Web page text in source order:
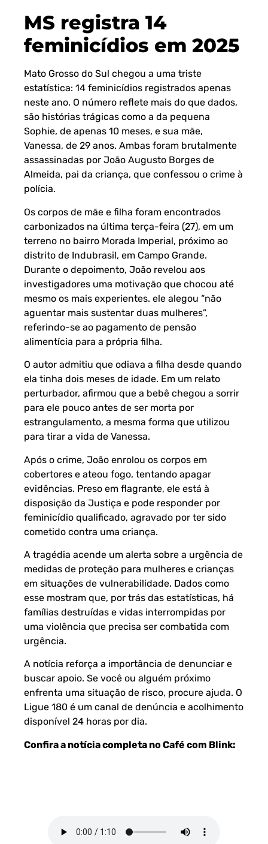
MS registra 14
feminicídios em 2025
Mato Grosso do Sul chegou a uma triste
estatística: 14 feminicídios registrados apenas
neste ano. O número reflete mais do que dados,
são histórias trágicas como a da pequena
Sophie, de apenas 10 meses, e sua mãe,
Vanessa, de 29 anos. Ambas foram brutalmente
assassinadas por João Augusto Borges de
Almeida, pai da criança, que confessou o crime à
polícia.
Os corpos de mãe e filha foram encontrados
carbonizados na última terça-feira (27), em um
terreno no bairro Morada Imperial, próximo ao
distrito de Indubrasil, em Campo Grande.
Durante o depoimento, João revelou aos
investigadores uma motivação que chocou até
mesmo os mais experientes. ele alegou “não
aguentar mais sustentar duas mulheres”,
referindo-se ao pagamento de pensão
alimentícia para a própria filha.
O autor admitiu que odiava a filha desde quando
ela tinha dois meses de idade. Em um relato
perturbador, afirmou que a bebê chegou a sorrir
para ele pouco antes de ser morta por
estrangulamento, a mesma forma que utilizou
para tirar a vida de Vanessa.
Após o crime, João enrolou os corpos em
cobertores e ateou fogo, tentando apagar
evidências. Preso em flagrante, ele está à
disposição da Justiça e pode responder por
feminicídio qualificado, agravado por ter sido
cometido contra uma criança.
A tragédia acende um alerta sobre a urgência de
medidas de proteção para mulheres e crianças
em situações de vulnerabilidade. Dados como
esse mostram que, por trás das estatísticas, há
famílias destruídas e vidas interrompidas por
uma violência que precisa ser combatida com
urgência.
A notícia reforça a importância de denunciar e
buscar apoio. Se você ou alguém próximo
enfrenta uma situação de risco, procure ajuda. O
Ligue 180 é um canal de denúncia e acolhimento
disponível 24 horas por dia.
Confira a notícia completa no Café com Blink: